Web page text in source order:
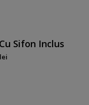
Sifon Inclus
lei